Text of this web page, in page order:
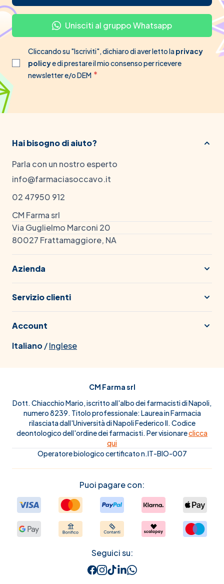
Unisciti al gruppo Whatsapp
Cliccando su "Iscriviti", dichiaro di aver letto laprivacy
policye di prestare il mio consenso per ricevere
newsletter e/o DEM
Hai bisogno di aiuto?
Parla con un nostro esperto
info@farmaciasoccavo.it
02 47950 912
CM Farma srl
Via Guglielmo Marconi 20
80027 Frattamaggiore, NA
Azienda
Servizio clienti
Account
Italiano/Inglese
CM Farma srl
Dott. Chiacchio Mario, iscritto all'albo dei farmacisti di Napoli,
numero 8239. Titolo professionale: Laurea in Farmacia
rilasciata dall'Università di Napoli Federico II. Codice
deontologico dell'ordine dei farmacisti. Per visionareclicca
qui
Operatore biologico certificato n.IT-BIO-007
Puoi pagare con:
Seguici su: